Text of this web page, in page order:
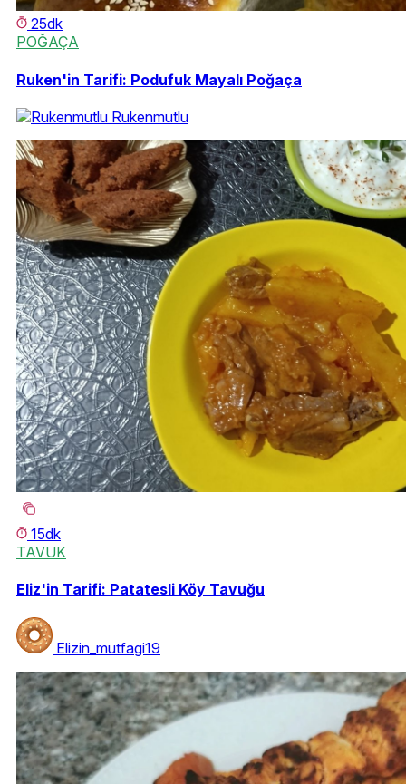
25dk
POĞAÇA
Ruken'in Tarifi: Podufuk Mayalı Poğaça
Rukenmutlu
15dk
TAVUK
Eliz'in Tarifi: Patatesli Köy Tavuğu
Elizin_mutfagi19